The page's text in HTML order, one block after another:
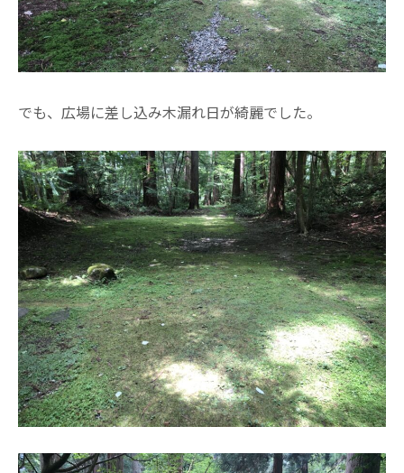
でも、広場に差し込み木漏れ日が綺麗でした。